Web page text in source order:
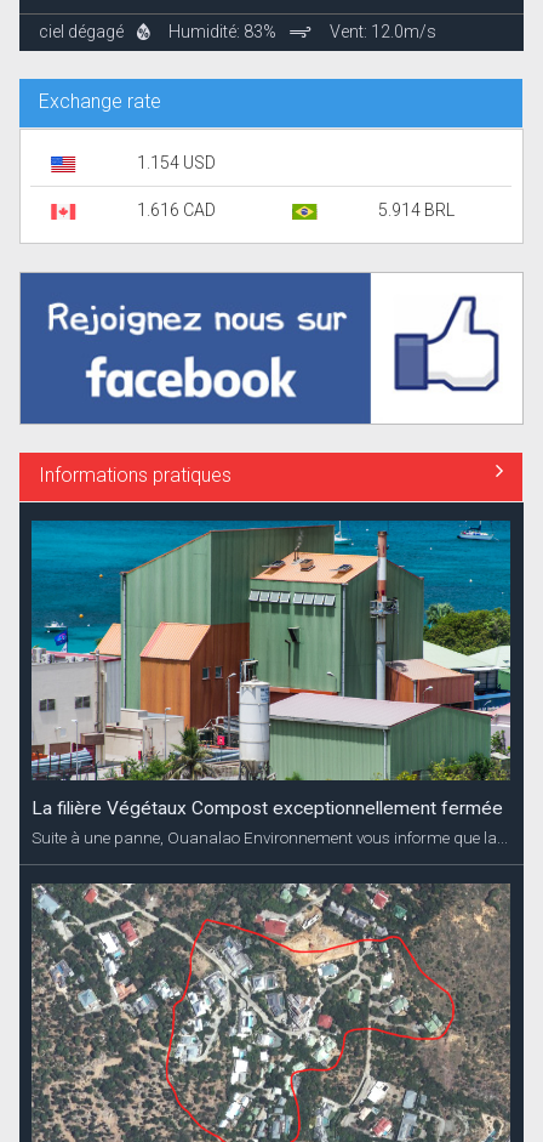
ciel dégagé Humidité: 83% Vent: 12.0m/s
Exchange rate
1.154 USD
1.616 CAD 5.914 BRL
Informations pratiques
La filière Végétaux Compost exceptionnellement fermée
Suite à une panne, Ouanalao Environnement vous informe que la...